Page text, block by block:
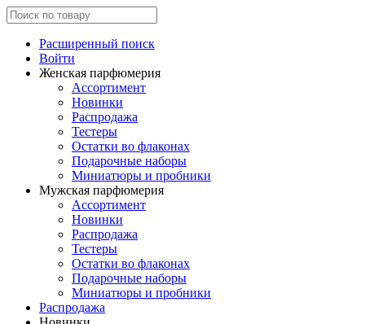
Расширенный поиск
Войти
Женская парфюмерия
Ассортимент
Новинки
Распродажа
Тестеры
Остатки во флаконах
Подарочные наборы
Миниатюры и пробники
Мужская парфюмерия
Ассортимент
Новинки
Распродажа
Тестеры
Остатки во флаконах
Подарочные наборы
Миниатюры и пробники
Распродажа